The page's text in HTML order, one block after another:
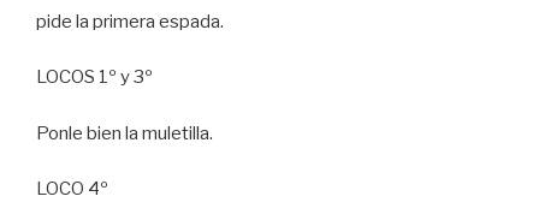
pide la primera espada.
LOCOS 1º y 3º
Ponle bien la muletilla.
LOCO 4º